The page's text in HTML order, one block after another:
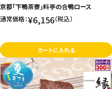
京都「下鴨茶寮」料亭の合鴨ロース
通常価格：¥6,156（税込）
カートに入れる